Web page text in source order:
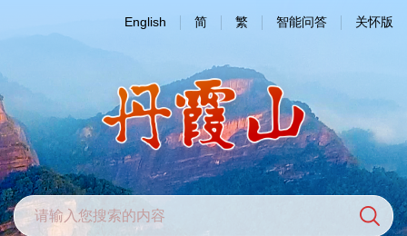
English 简 繁 智能问答 关怀版